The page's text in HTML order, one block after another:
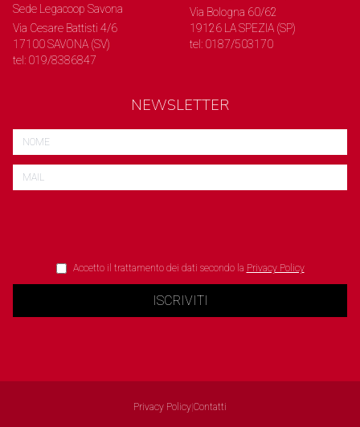
Sede Legacoop Savona
Via Cesare Battisti 4/6
17100 SAVONA (SV)
tel: 019/8386847
Via Bologna 60/62
19126 LA SPEZIA (SP)
tel: 0187/503170
NEWSLETTER
Accetto il trattamento dei dati secondo la Privacy Policy
ISCRIVITI
Privacy Policy Contatti